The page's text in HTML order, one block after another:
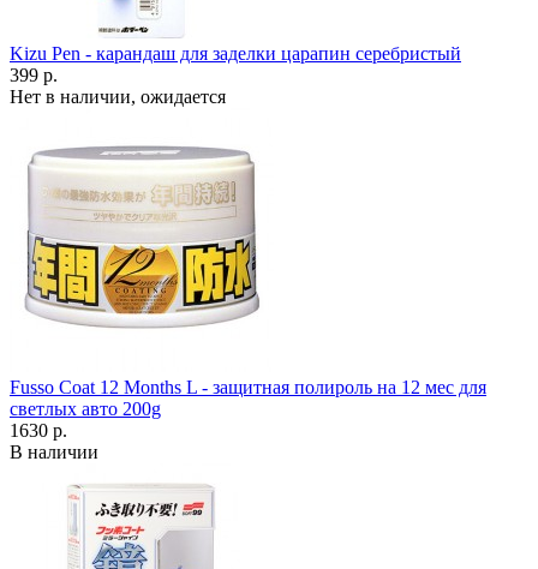
Kizu Pen - карандаш для заделки царапин серебристый
399 р.
Нет в наличии, ожидается
Fusso Coat 12 Months L - защитная полироль на 12 мес для
светлых авто 200g
1630 р.
В наличии